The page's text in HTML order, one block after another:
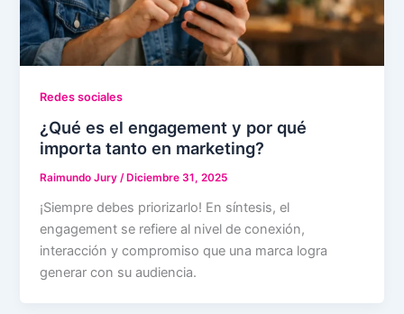
Redes sociales
¿Qué es el engagement y por qué
importa tanto en marketing?
Raimundo Jury/ Diciembre 31, 2025
¡Siempre debes priorizarlo! En síntesis, el
engagement se refiere al nivel de conexión,
interacción y compromiso que una marca logra
generar con su audiencia.